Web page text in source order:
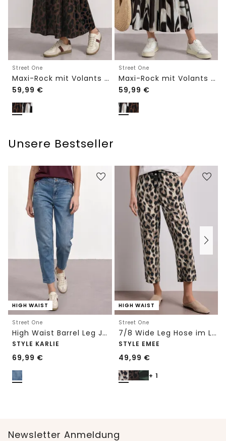
Street One
Maxi-Rock mit Volants und Print
59,99 €
Street One
Maxi-Rock mit Volants und Print
59,99 €
Unsere Bestseller
HIGH WAIST
Street One
High Waist Barrel Leg Jeans im Loose Fit
STYLE KARLIE
69,99 €
HIGH WAIST
Street One
7/8 Wide Leg Hose im Loose Fit mit Print
STYLE EMEE
49,99 €
+ 1
Newsletter Anmeldung